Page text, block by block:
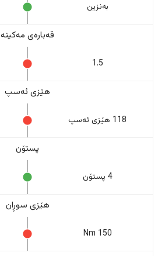
بەنزین
قەبارەی مەکینە
1.5
هێزی ئەسپ
118 هێزی ئەسپ
پستۆن
4 پستۆن
هێزی سوڕان
150 Nm